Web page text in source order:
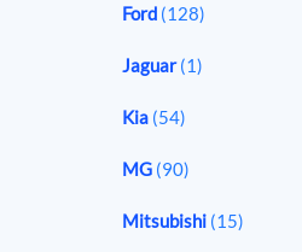
Ford (128)
Jaguar(1)
Kia (54)
MG (90)
Mitsubishi (15)